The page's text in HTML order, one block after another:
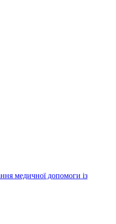
медичної допомоги із